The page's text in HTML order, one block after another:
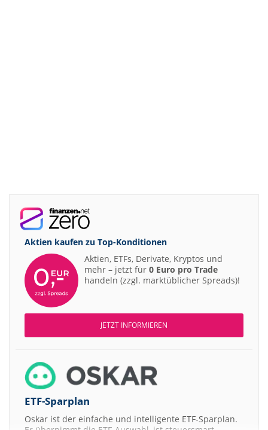
Aktien kaufen zu Top-Konditionen
Aktien, ETFs, Derivate, Kryptos und
mehr – jetzt für 0 Euro pro Trade
handeln (zzgl. marktüblicher Spreads)!
JETZT INFORMIEREN
ETF-Sparplan
Oskar ist der einfache und intelligente ETF-Sparplan.